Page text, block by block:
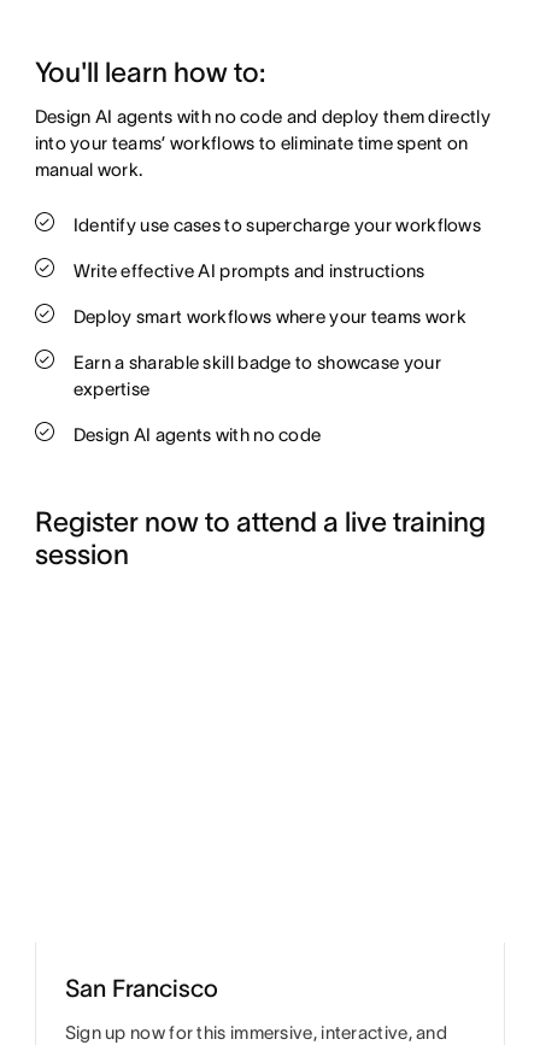
You'll learn how to:
Design AI agents with no code and deploy them directly
into your teams’ workflows to eliminate time spent on
manual work.
Identify use cases to supercharge your workflows
Write effective AI prompts and instructions
Deploy smart workflows where your teams work
Earn a sharable skill badge to showcase your
expertise
Design AI agents with no code
Register now to attend a live training
session
San Francisco
Sign up now for this immersive, interactive, and